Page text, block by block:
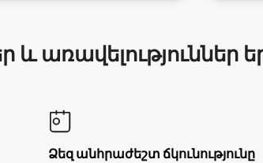
և
Ձեզ անհրաժեշտ ճկունությունը